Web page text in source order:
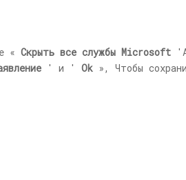
« Скрыть все службы Microsoft
' и ' Ok », Чтобы